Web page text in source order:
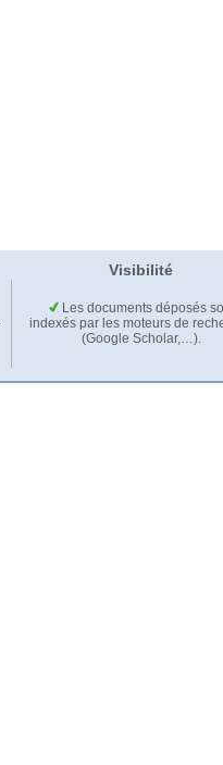
Visibilité
Les documents déposés
indexés par les moteurs de
(Google Scholar,…).